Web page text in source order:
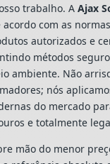
trabalho. A Ajax
com as
autorizados e
métodos
ambiente. Não
nós
do mercado
e totalmente
mão do menor